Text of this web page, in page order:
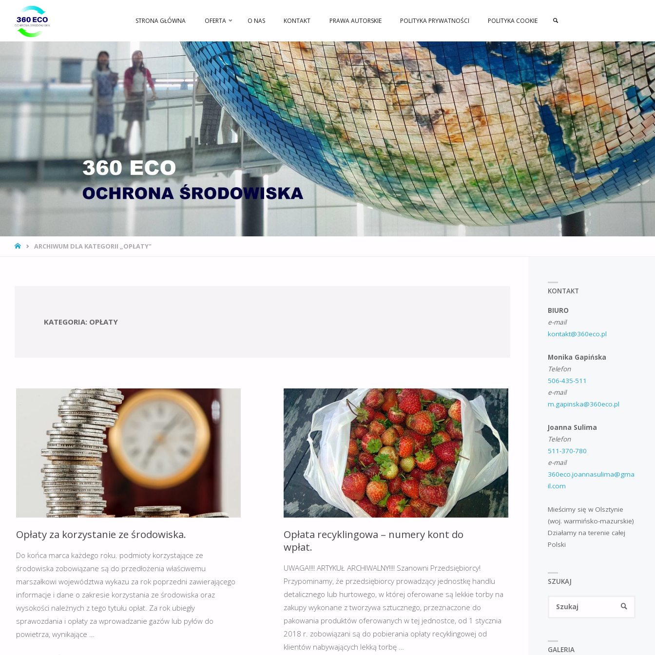
Gospodarowanie
Odpadami
treści
STRONA GŁÓWNA OFERTA O NAS KONTAKT PRAWA AUTORSKIE POLITYKA PRYWATNOŚCI POLITYKA COOKIE
SZUKAJ
STRONA
ARCHIWUM DLA KATEGORII „OPŁATY"
KATEGORIA: OPŁATY
Opłaty za korzystanie ze środowiska.
Do końca marca każdego roku. podmioty korzystające ze
środowiska zobowiązane są do przedłożenia właściwemu
marszałkowi województwa wykazu za rok poprzedni zawierającego
informacje i dane o zakresie korzystania ze środowiska oraz
wysokości należnych z tego tytułu opłat. Za rok ubiegły
sprawozdania i opłaty za wprowadzanie gazów lub pyłów do
powietrza, wynikające …
Opłata recyklingowa – numery kont do
wpłat.
UWAGA!!!! ARTYKUŁ ARCHIWALNY!!!! Szanowni Przedsiębiorcy!
Przypominamy, że przedsiębiorcy prowadzący jednostkę handlu
detalicznego lub hurtowego, w której oferowane są lekkie torby na
zakupy wykonane z tworzywa sztucznego, przeznaczone do
pakowania produktów oferowanych w tej jednostce, od 1 stycznia
2018 r. zobowiązani są do pobierania opłaty recyklingowej od
klientów nabywających lekką torbę …
KONTAKT
BIURO
e-mail
kontakt@360eco.pl
Monika Gapińska
Telefon
506-435-511
e-mail
m.gapinska@360eco.pl
Joanna Sulima
Telefon
511-370-780
e-mail
360eco.joannasulima@gma
il.com
Mieścimy się w Olsztynie
(woj. warmińsko-mazurskie)
Działamy na terenie całej
Polski
SZUKAJ
SZUKAJ
GALERIA